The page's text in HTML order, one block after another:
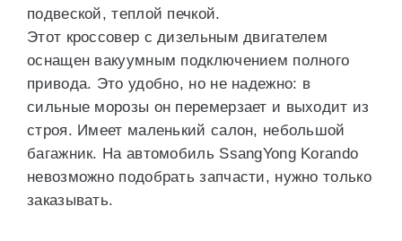
подвеской, теплой печкой.
Этот кроссовер с дизельным двигателем
оснащен вакуумным подключением полного
привода. Это удобно, но не надежно: в
сильные морозы он перемерзает и выходит из
строя. Имеет маленький салон, небольшой
багажник. На автомобиль SsangYong Korando
невозможно подобрать запчасти, нужно только
заказывать.